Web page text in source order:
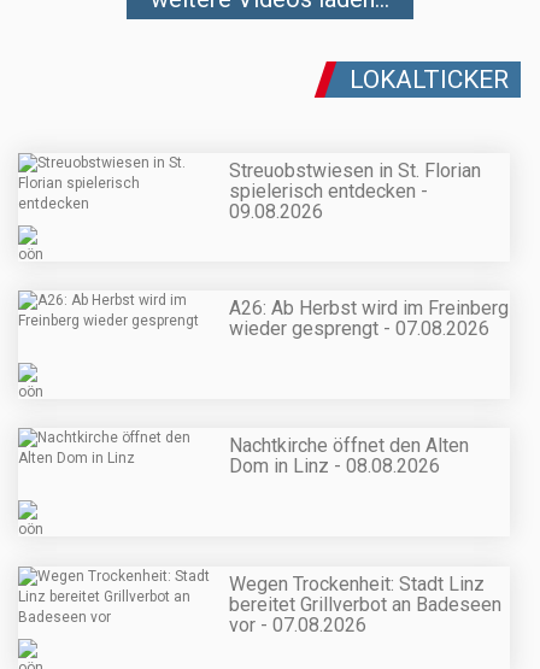
LOKALTICKER
Streuobstwiesen in St. Florian
spielerisch entdecken -
09.08.2026
A26: Ab Herbst wird im Freinberg
wieder gesprengt - 07.08.2026
Nachtkirche öffnet den Alten
Dom in Linz - 08.08.2026
Wegen Trockenheit: Stadt Linz
bereitet Grillverbot an Badeseen
vor - 07.08.2026